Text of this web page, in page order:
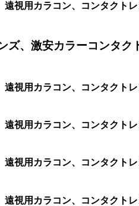
視用カラコン、コンタクト
、激安カラーコンタク
視用カラコン、コンタクト
視用カラコン、コンタクト
視用カラコン、コンタクト
視用カラコン、コンタクト